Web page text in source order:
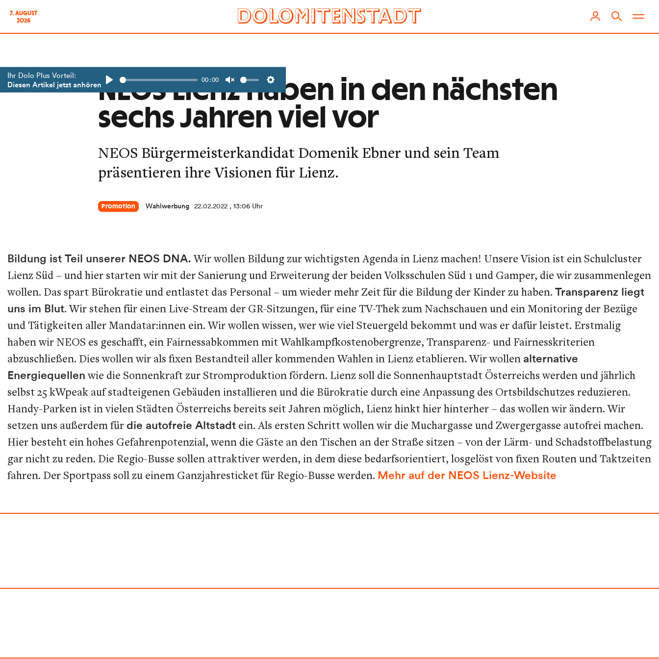
7. AUGUST
2026
Ihr Dolo Plus Vorteil:
Diesen Artikel jetzt anhören
Play
00:00
Unmute Settings
NEOS Lienz haben in den nächsten
sechs Jahren viel vor
NEOS Bürgermeisterkandidat Domenik Ebner und sein Team
präsentieren ihre Visionen für Lienz.
Promotion Wahlwerbung 22.02.2022 , 13:06 Uhr
Bildung ist Teil unserer NEOS DNA.Wir wollen Bildung zur wichtigsten Agenda in Lienz machen! Unsere Vision ist ein Schulcluster
Lienz Süd – und hier starten wir mit der Sanierung und Erweiterung der beiden Volksschulen Süd 1 und Gamper, die wir zusammenlegen
wollen. Das spart Bürokratie und entlastet das Personal – um wieder mehr Zeit für die Bildung der Kinder zu haben. Transparenz liegt
uns im Blut. Wir stehen für einen Live-Stream der GR-Sitzungen, für eine TV-Thek zum Nachschauen und ein Monitoring der Bezüge
und Tätigkeiten aller Mandatar:innen ein. Wir wollen wissen, wer wie viel Steuergeld bekommt und was er dafür leistet. Erstmalig
haben wir NEOS es geschafft, ein Fairnessabkommen mit Wahlkampfkostenobergrenze, Transparenz- und Fairnesskriterien
abzuschließen. Dies wollen wir als fixen Bestandteil aller kommenden Wahlen in Lienz etablieren. Wir wollen alternative
Energiequellenwie die Sonnenkraft zur Stromproduktion fördern. Lienz soll die Sonnenhauptstadt Österreichs werden und jährlich
selbst 25 kWpeak auf stadteigenen Gebäuden installieren und die Bürokratie durch eine Anpassung des Ortsbildschutzes reduzieren.
Handy-Parken ist in vielen Städten Österreichs bereits seit Jahren möglich, Lienz hinkt hier hinterher – das wollen wir ändern. Wir
setzen uns außerdem fürdie autofreie Altstadt ein. Als ersten Schritt wollen wir die Muchargasse und Zwergergasse autofrei machen.
Hier besteht ein hohes Gefahrenpotenzial, wenn die Gäste an den Tischen an der Straße sitzen – von der Lärm- und Schadstoffbelastung
gar nicht zu reden. Die Regio-Busse sollen attraktiver werden, in dem diese bedarfsorientiert, losgelöst von fixen Routen und Taktzeiten
fahren. Der Sportpass soll zu einem Ganzjahresticket für Regio-Busse werden. Mehr auf der NEOS Lienz-Website